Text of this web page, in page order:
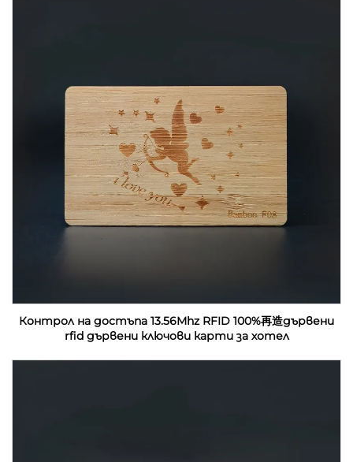
Контрол на достъпа 13.56Mhz RFID 100%再造дървени
rfid дървени ключови карти за хотел